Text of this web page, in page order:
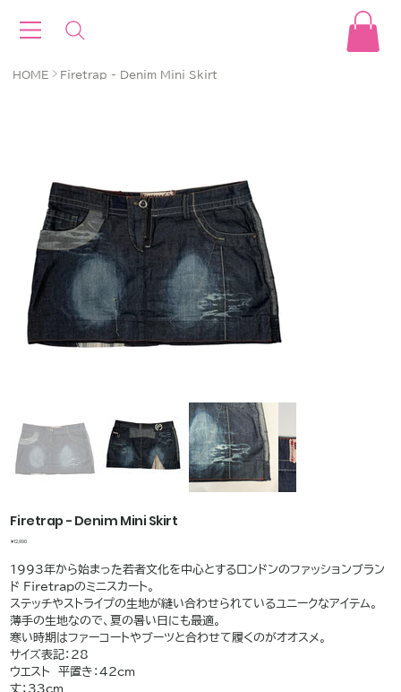
HOME > Firetrap - Denim Mini Skirt
Firetrap - Denim Mini Skirt
価
￥12,990
1993年から始まった若者文化を中心とするロンドンのファッションブラン
ド Firetrapのミニスカート。
ステッチやストライプの生地が縫い合わせられているユニークなアイテム。
薄手の生地なので、夏の暑い日にも最適。
寒い時期はファーコートやブーツと合わせて履くのがオオスメ。
サイズ表記：28
ウエスト 平置き：42cm
丈：33cm